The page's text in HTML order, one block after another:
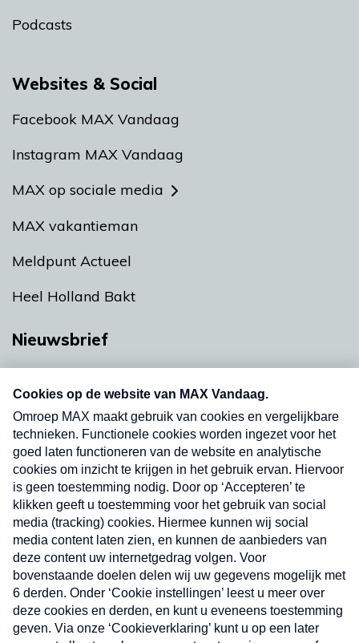
Podcasts
Websites & Social
Facebook MAX Vandaag
Instagram MAX Vandaag
MAX op sociale media
MAX vakantieman
Meldpunt Actueel
Heel Holland Bakt
Nieuwsbrief
nieuwsbrief. Elke vrijdag- en dinsdagochtend in
uw mailbox.
Verzend
Nieuwsbrief
Neem hier een gratis abonnement op onze